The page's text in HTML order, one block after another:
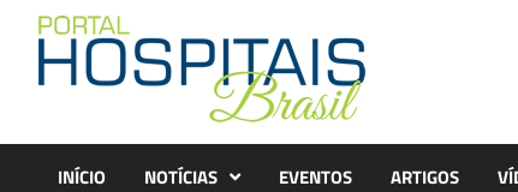
content
INÍCIO NOTÍCIAS EVENTOS ARTIGOS